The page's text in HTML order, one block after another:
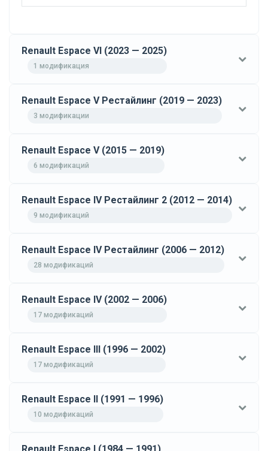
Renault Espace VI (2023 — 2025)
1 модификация
Renault Espace V Рестайлинг (2019 — 2023)
3 модификации
Renault Espace V (2015 — 2019)
6 модификаций
Renault Espace IV Рестайлинг 2 (2012 — 2014)
9 модификаций
Renault Espace IV Рестайлинг (2006 — 2012)
28 модификаций
Renault Espace IV (2002 — 2006)
17 модификаций
Renault Espace III (1996 — 2002)
17 модификаций
Renault Espace II (1991 — 1996)
10 модификаций
Renault Espace I (1984 — 1991)